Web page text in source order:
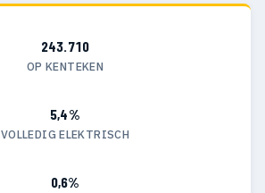
243.710
OP KENTEKEN
5,4%
VOLLEDIG ELEKTRISCH
0,6%